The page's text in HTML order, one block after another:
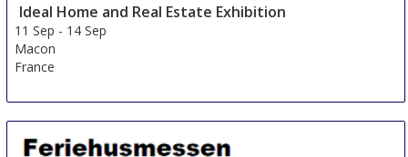
Ideal Home and Real Estate Exhibition
11 Sep - 14 Sep
Macon
France